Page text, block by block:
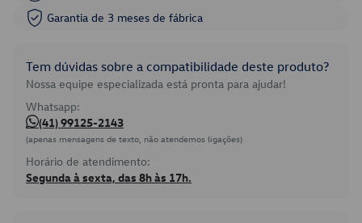
Garantia de 3 meses de fábrica
Tem dúvidas sobre a compatibilidade deste produto?
Nossa equipe especializada está pronta para ajudar!
Whatsapp:
(41) 99125-2143
(apenas mensagens de texto, não atendemos ligações)
Horário de atendimento:
Segunda à sexta, das 8h às 17h.